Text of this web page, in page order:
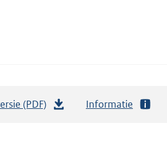
(PDF) Informatie